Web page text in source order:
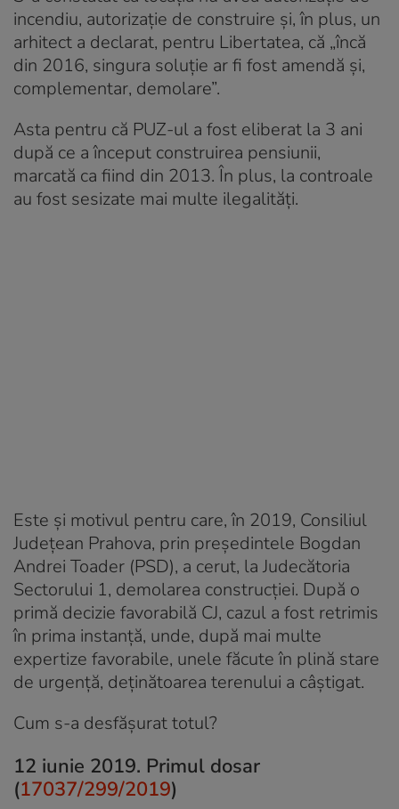
incendiu, autorizație de construire și, în plus, un
arhitect a declarat, pentru Libertatea, că „încă
din 2016, singura soluție ar fi fost amendă și,
complementar, demolare”.
Asta pentru că PUZ-ul a fost eliberat la 3 ani
după ce a început construirea pensiunii,
marcată ca fiind din 2013. În plus, la controale
au fost sesizate mai multe ilegalități.
Este și motivul pentru care, în 2019, Consiliul
Județean Prahova, prin președintele Bogdan
Andrei Toader (PSD), a cerut, la Judecătoria
Sectorului 1, demolarea construcției. După o
primă decizie favorabilă CJ, cazul a fost retrimis
în prima instanță, unde, după mai multe
expertize favorabile, unele făcute în plină stare
de urgență, deținătoarea terenului a câștigat.
Cum s-a desfășurat totul?
12 iunie 2019. Primul dosar
(17037/299/2019)